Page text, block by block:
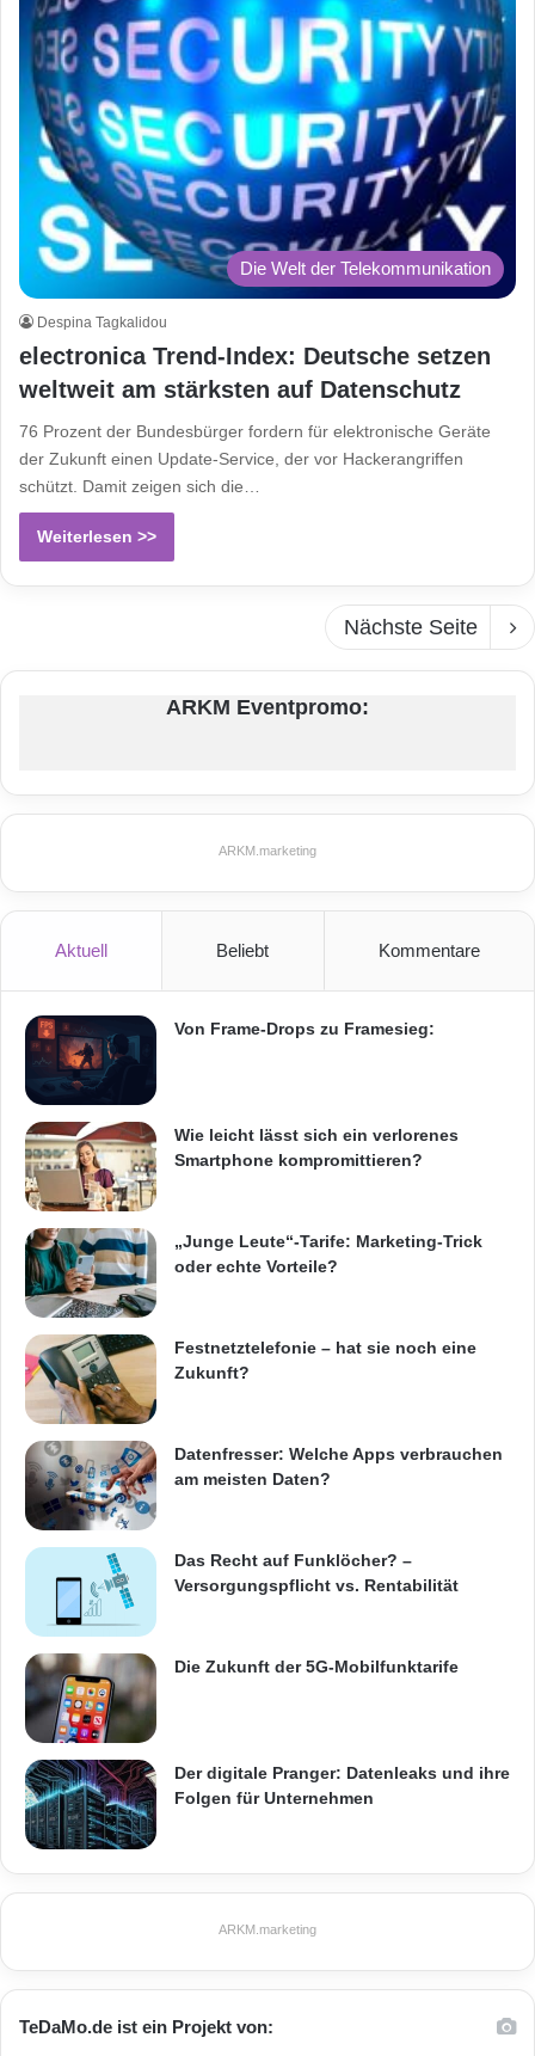
Die Welt der Telekommunikation
Despina Tagkalidou
electronica Trend-Index: Deutsche setzen
weltweit am stärksten auf Datenschutz
76 Prozent der Bundesbürger fordern für elektronische Geräte
der Zukunft einen Update-Service, der vor Hackerangriffen
schützt. Damit zeigen sich die…
Weiterlesen >>
Nächste Seite
ARKM Eventpromo:
ARKM.marketing
Aktuell Beliebt Kommentare
Von Frame-Drops zu Framesieg:
Wie leicht lässt sich ein verlorenes
Smartphone kompromittieren?
„Junge Leute“-Tarife: Marketing-Trick
oder echte Vorteile?
Festnetztelefonie – hat sie noch eine
Zukunft?
Datenfresser: Welche Apps verbrauchen
am meisten Daten?
Das Recht auf Funklöcher? –
Versorgungspflicht vs. Rentabilität
Die Zukunft der 5G-Mobilfunktarife
Der digitale Pranger: Datenleaks und ihre
Folgen für Unternehmen
ARKM.marketing
TeDaMo.de ist ein Projekt von: